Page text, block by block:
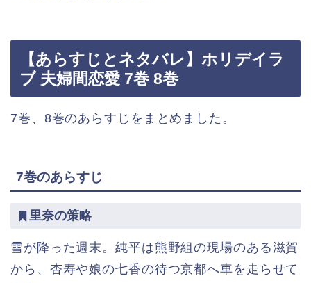
【あらすじとネタバレ】ホリデイラ
ブ 夫婦間恋愛 7巻 8巻
7巻、8巻のあらすじをまとめました。
7巻のあらすじ
里奈の策略
雪が降った週末。純平は熊野組の現場のある滋賀
から、杏寿や娘の七香の待つ京都へ車を走らせて